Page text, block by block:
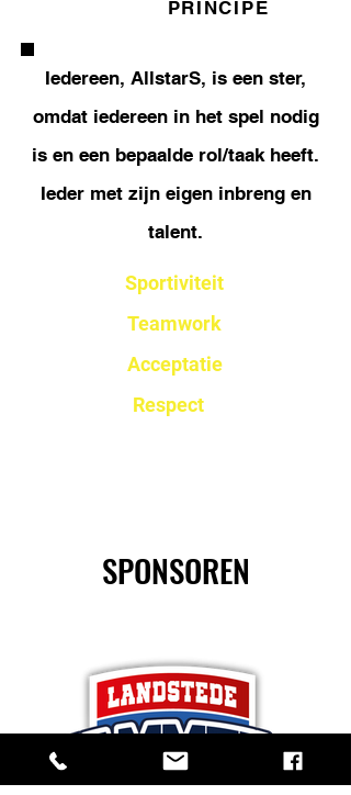
verder zowel intern gericht als naar
beweeg-ontmoeten speelt hierin een
belangrijke rol.
De opening van de Sport, beweeg en
Ontmoetings Faciliteit (SOF) tijdens de
viering van ons 10 jarig jubileum, op 22
april 2023, is hiervan het tastbare
bewijs.
Lees meer over BASE
Iedereen, AllstarS, is een ster,
omdat iedereen in het spel nodig
is en een bepaalde rol/taak heeft.
Ieder met zijn eigen inbreng en
talent.
Sportiviteit
Teamwork
Acceptatie
Respect
PRINCIPE
SPONSOREN